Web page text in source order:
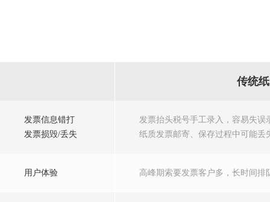
传统
发票信息错打
发票损毁/丢失
发票抬头税号手工录入，容易失误
纸质发票邮寄、保存过程中可能丢
用户体验 高峰期索要发票客户多，长时间排